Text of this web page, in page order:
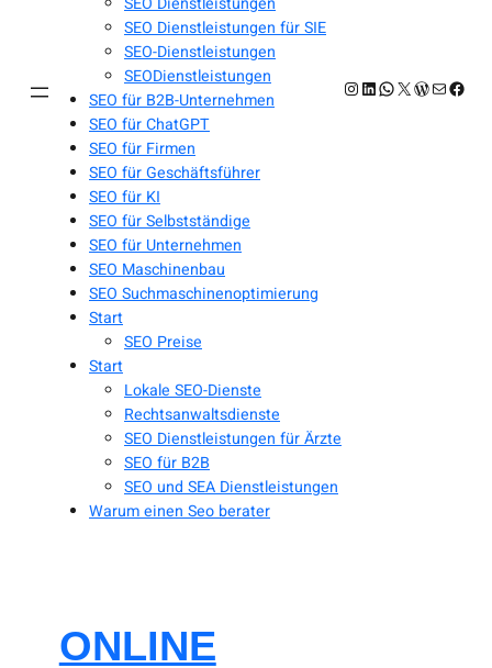
SEO Dienstleistungen für SIE
SEO-Dienstleistungen
SEODienstleistungen
SEO für B2B-Unternehmen
SEO für ChatGPT
SEO für Firmen
SEO für Geschäftsführer
SEO für KI
SEO für Selbstständige
SEO für Unternehmen
SEO Maschinenbau
SEO Suchmaschinenoptimierung
Start
SEO Preise
Start
Lokale SEO-Dienste
Rechtsanwaltsdienste
SEO Dienstleistungen für Ärzte
SEO für B2B
SEO und SEA Dienstleistungen
Warum einen Seo berater
Instagram
LinkedIn
WhatsApp
X E-Mail
ONLINE